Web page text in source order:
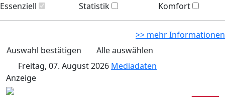
Essenziell
Statistik Komfort
>> mehr Informationen
Auswahl bestätigen
Alle auswählen
Freitag, 07. August 2026 Mediadaten
Anzeige